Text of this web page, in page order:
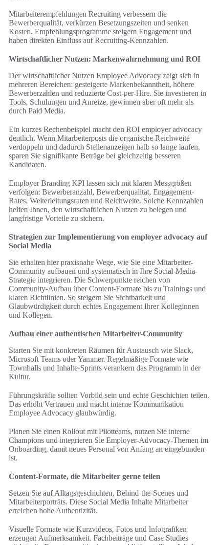
Mitarbeiterempfehlungen Recruiting verbessern die
Bewerberqualität, verkürzen Besetzungszeiten und senken
Kosten. Empfehlungsprogramme steigern Engagement und
haben direkten Einfluss auf Recruiting-Kennzahlen.
Wirtschaftlicher Nutzen: Markenwahrnehmung und ROI
Der wirtschaftlicher Nutzen Employee Advocacy zeigt sich in
mehreren Bereichen: gesteigerte Markenbekanntheit, höhere
Bewerberzahlen und reduzierte Cost-per-Hire. Sie investieren in
Tools, Schulungen und Anreize, gewinnen aber oft mehr als
durch Paid Media.
Ein kurzes Rechenbeispiel macht den ROI employer advocacy
deutlich. Wenn Mitarbeiterposts die organische Reichweite
verdoppeln und dadurch Stellenanzeigen halb so lange laufen,
sparen Sie signifikante Beträge bei gleichzeitig besseren
Kandidaten.
Employer Branding KPI lassen sich mit klaren Messgrößen
verfolgen: Bewerberanzahl, Bewerberqualität, Engagement-
Rates, Weiterleitungsraten und Reichweite. Solche Kennzahlen
helfen Ihnen, den wirtschaftlichen Nutzen zu belegen und
langfristige Vorteile zu sichern.
Strategien zur Implementierung von employer advocacy auf
Social Media
Sie erhalten hier praxisnahe Wege, wie Sie eine Mitarbeiter-
Community aufbauen und systematisch in Ihre Social-Media-
Strategie integrieren. Die Schwerpunkte reichen von
Community-Aufbau über Content-Formate bis zu Trainings und
klaren Richtlinien. So steigern Sie Sichtbarkeit und
Glaubwürdigkeit durch echtes Engagement Ihrer Kolleginnen
und Kollegen.
Aufbau einer authentischen Mitarbeiter-Community
Starten Sie mit konkreten Räumen für Austausch wie Slack,
Microsoft Teams oder Yammer. Regelmäßige Formate wie
Townhalls und Inhalte‑Sprints verankern das Programm in der
Kultur.
Führungskräfte sollten Vorbild sein und echte Geschichten teilen.
Das erhöht Vertrauen und macht interne Kommunikation
Employee Advocacy glaubwürdig.
Planen Sie einen Rollout mit Pilotteams, nutzen Sie interne
Champions und integrieren Sie Employer-Advocacy-Themen im
Onboarding, damit neues Personal von Anfang an eingebunden
ist.
Content-Formate, die Mitarbeiter gerne teilen
Setzen Sie auf Alltagsgeschichten, Behind-the-Scenes und
Mitarbeiterporträts. Diese Social Media Inhalte Mitarbeiter
erreichen hohe Authentizität.
Visuelle Formate wie Kurzvideos, Fotos und Infografiken
erzeugen Aufmerksamkeit. Fachbeiträge und Case Studies